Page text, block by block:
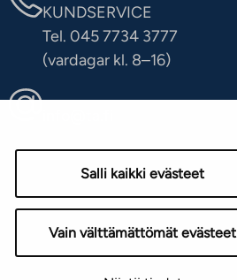
Salli kaikki evästeet
Vain välttämättömät evästeet
KUNDSERVICE
Tel. 045 7734 3777
(vardagar kl. 8–16)